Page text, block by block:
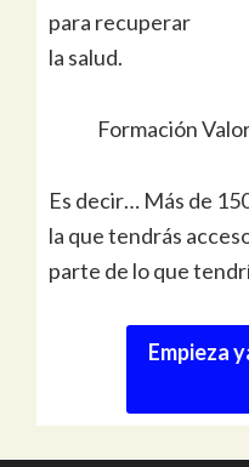
para recuperar
la salud.
Formación
Es decir… Más de
la que tendrás
parte de lo que
Empieza